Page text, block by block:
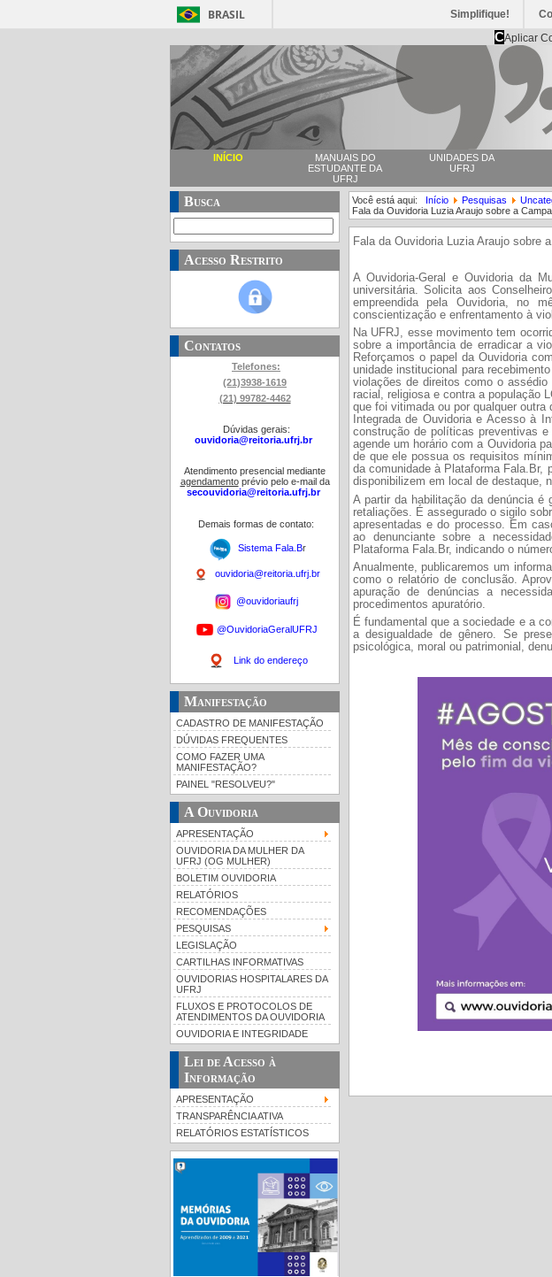
BRASIL Simplifique!
CAplicar
INÍCIO
MANUAIS DO
ESTUDANTE DA
UFRJ
UNIDADES DA
UFRJ
Busca
Acesso Restrito
Contatos
Telefones:
(21)3938-1619
(21) 99782-4462
Dúvidas gerais:
ouvidoria@reitoria.ufrj.br
Atendimento presencial mediante
agendamentoprévio pelo e-mail da
secouvidoria@reitoria.ufrj.br
Demais formas de contato:
Sistema Fala.Br
ouvidoria@reitoria.ufrj.br
@ouvidoriaufrj
@OuvidoriaGeralUFRJ
Link do endereço
Manifestação
CADASTRO DE MANIFESTAÇÃO
DÚVIDAS FREQUENTES
COMO FAZER UMA
MANIFESTAÇÃO?
PAINEL "RESOLVEU?"
A Ouvidoria
APRESENTAÇÃO
OUVIDORIA DA MULHER DA
UFRJ (OG MULHER)
BOLETIM OUVIDORIA
RELATÓRIOS
RECOMENDAÇÕES
PESQUISAS
LEGISLAÇÃO
CARTILHAS INFORMATIVAS
OUVIDORIAS HOSPITALARES DA
UFRJ
FLUXOS E PROTOCOLOS DE
ATENDIMENTOS DA OUVIDORIA
OUVIDORIA E INTEGRIDADE
Lei de Acesso à
Informação
APRESENTAÇÃO
TRANSPARÊNCIA ATIVA
RELATÓRIOS ESTATÍSTICOS
Você está aqui: Início Pesquisas
Fala da Ouvidoria Luzia Araujo sobre a
Fala da Ouvidoria Luzia Araujo sobre
A Ouvidoria-Geral e Ouvidoria da
universitária. Solicita aos
empreendida pela Ouvidoria, no
conscientização e enfrentamento à
Na UFRJ, esse movimento tem
sobre a importância de erradicar a
Reforçamos o papel da Ouvidoria
unidade institucional para
violações de direitos como o
racial, religiosa e contra a população
que foi vitimada ou por qualquer
Integrada de Ouvidoria e Acesso à
construção de políticas preventivas
agende um horário com a Ouvidoria
de que ele possua os requisitos
da comunidade à Plataforma Fala.Br,
disponibilizem em local de destaque,
A partir da habilitação da denúncia é
retaliações. É assegurado o sigilo
apresentadas e do processo. Em
ao denunciante sobre a
Plataforma Fala.Br, indicando o
Anualmente, publicaremos um
como o relatório de conclusão.
apuração de denúncias a
procedimentos apuratório.
É fundamental que a sociedade e a
a desigualdade de gênero. Se
psicológica, moral ou patrimonial,